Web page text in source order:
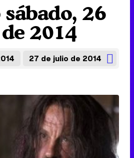
26
2014
27 de julio de 2014